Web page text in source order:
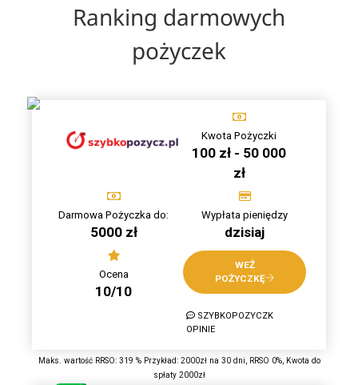
Ranking darmowych
pożyczek
Kwota Pożyczki
100 zł - 50 000
zł
Darmowa Pożyczka do:
5000 zł
Wypłata pieniędzy
dzisiaj
Ocena
10/10
WEŹ
POŻYCZKĘ
SZYBKOPOZYCZK
OPINIE
Maks. wartość RRSO: 319 % Przykład: 2000zł na 30 dni, RRSO 0%, Kwota do
spłaty 2000zł